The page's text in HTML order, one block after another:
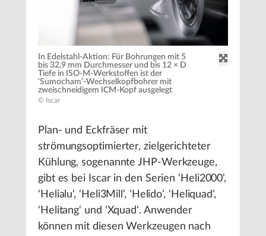
In Edelstahl-Aktion: Für Bohrungen mit 5
bis 32,9 mm Durchmesser und bis 12 × D
Tiefe in ISO-M-Werkstoffen ist der
‘Sumocham‘-Wechselkopfbohrer mit
zweischneidigem ICM-Kopf ausgelegt
© Iscar
Plan- und Eckfräser mit
strömungsoptimierter, zielgerichteter
Kühlung, sogenannte JHP-Werkzeuge,
gibt es bei Iscar in den Serien ‘Heli2000‘,
‘Helialu‘, ‘Heli3Mill‘, ‘Helido‘, ‘Heliquad‘,
‘Helitang‘ und ‘Xquad‘. Anwender
können mit diesen Werkzeugen nach